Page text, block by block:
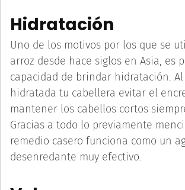
Hidratación
Uno de los motivos por los que se
arroz desde hace siglos en Asia, es
capacidad de brindar hidratación.
hidratada tu cabellera evitar el
mantener los cabellos cortos
Gracias a todo lo previamente
remedio casero funciona como un
desenredante muy efectivo.